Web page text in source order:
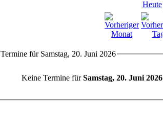
Heute
Termine für Samstag, 20. Juni 2026
Keine Termine fürSamstag, 20. Juni 2026